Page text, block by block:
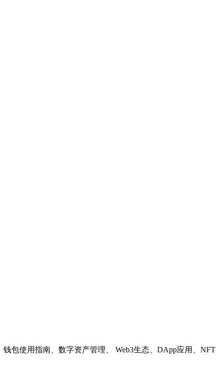
包使用指南、数字资产管理、 Web3生态、DApp应用、NFT